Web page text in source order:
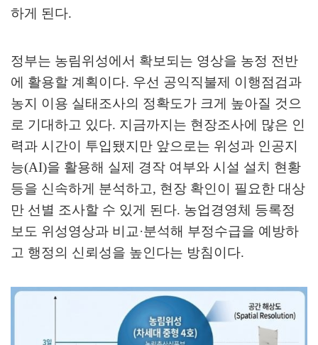
하게 된다.
정부는 농림위성에서 확보되는 영상을 농정 전반
에 활용할 계획이다. 우선 공익직불제 이행점검과
농지 이용 실태조사의 정확도가 크게 높아질 것으
로 기대하고 있다. 지금까지는 현장조사에 많은 인
력과 시간이 투입됐지만 앞으로는 위성과 인공지
능(AI)을 활용해 실제 경작 여부와 시설 설치 현황
등을 신속하게 분석하고, 현장 확인이 필요한 대상
만 선별 조사할 수 있게 된다. 농업경영체 등록정
보도 위성영상과 비교 ·분석해 부정수급을 예방하
고 행정의 신뢰성을 높인다는 방침이다.